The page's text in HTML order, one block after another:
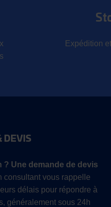
Expédition
DEVIS
? Une demande de devis
consultant vous rappelle
délais pour répondre à
généralement sous 24h